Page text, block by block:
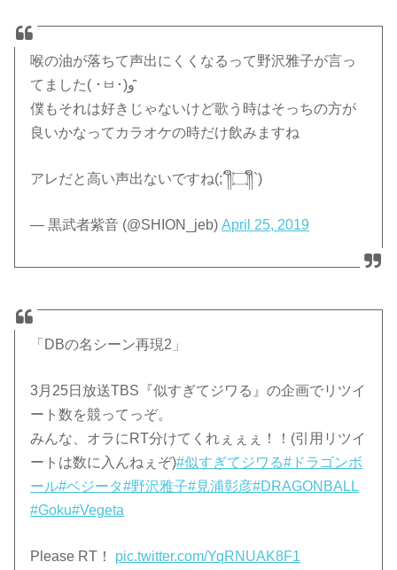
喉の油が落ちて声出にくくなるって野沢雅子が言っ
てました( ･ㅂ･)و ̑̑
僕もそれは好きじゃないけど歌う時はそっちの方が
良いかなってカラオケの時だけ飲みますね
アレだと高い声出ないですね(;´༎ຶ۝༎ຶ`)
— 黒武者紫音 (@SHION_jeb)April 25, 2019
「DBの名シーン再現2」
3月25日放送TBS『似すぎてジワる』の企画でリツイ
ート数を競ってっぞ。
みんな、オラにRT分けてくれぇぇぇ！！(引用リツイ
ートは数に入んねぇぞ)#似すぎてジワる#ドラゴンボ
ール#ベジータ#野沢雅子#見浦彰彦#DRAGONBALL
#Goku#Vegeta
Please RT！ pic.twitter.com/YqRNUAK8F1